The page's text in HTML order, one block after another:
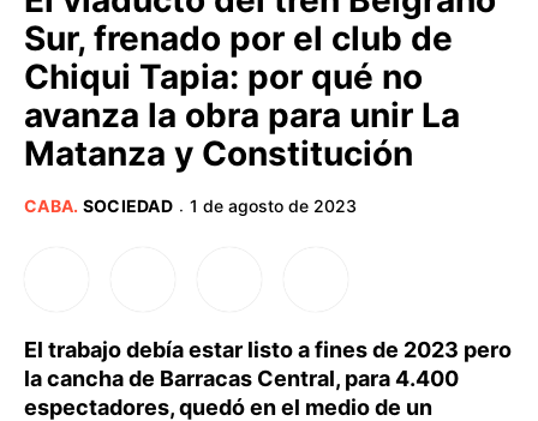
BUENOS AIRES
PROVINCIAS
Sur, frenado por el club de
Chiqui Tapia: por qué no
avanza la obra para unir La
Matanza y Constitución
CABA. SOCIEDAD · 1 de agosto de 2023
El trabajo debía estar listo a fines de 2023 pero
la cancha de Barracas Central, para 4.400
espectadores, quedó en el medio de un